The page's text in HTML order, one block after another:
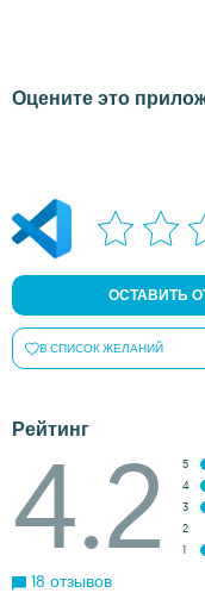
Оцените это
ОСТАВИТЬ
В СПИСОК ЖЕЛАНИЙ
Рейтинг
4.2
5
4
3
2
1
18 отзывов